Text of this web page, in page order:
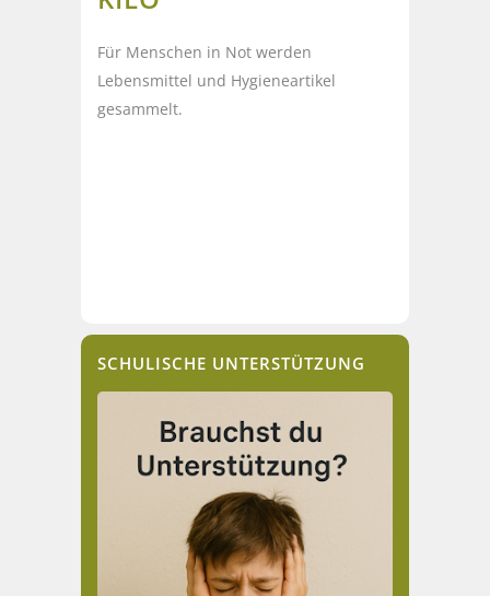
Für Menschen in Not werden
Lebensmittel und Hygieneartikel
gesammelt.
SCHULISCHE UNTERSTÜTZUNG